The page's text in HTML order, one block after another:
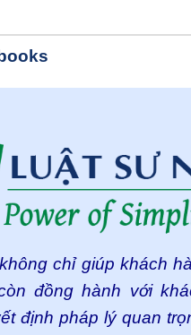
không chỉ giúp khách
đồng hành với
định pháp lý quan